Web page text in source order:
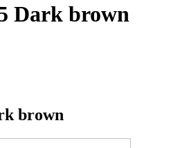
Dark brown
brown